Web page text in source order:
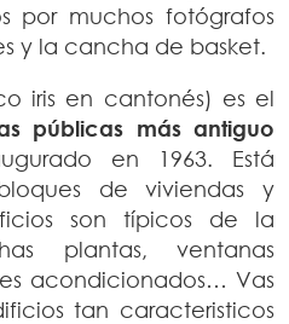
por muchos fotógrafos
y la cancha de basket.
iris en cantonés) es el
públicas más antiguo
en 1963. Está
de viviendas y
son típicos de la
plantas, ventanas
acondicionados… Vas
tan caracteristicos